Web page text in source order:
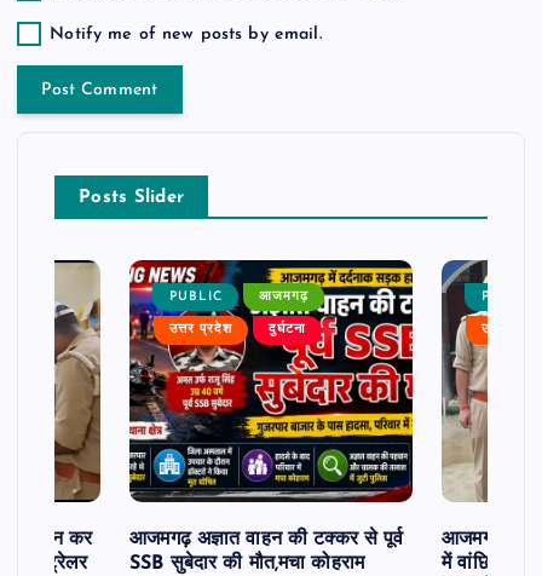
Notify me of new posts by email.
Posts Slider
से दर्शन कर
खड़े ट्रेलर
PUBLIC आजमगढ़
उत्तर प्रदेश दुर्घटना
आजमगढ़ अज्ञात वाहन की टक्कर से पूर्व
SSB सुबेदार की मौत,मचा कोहराम
PUBLIC
उत्तर
आजमगढ़ 43
में वांछित